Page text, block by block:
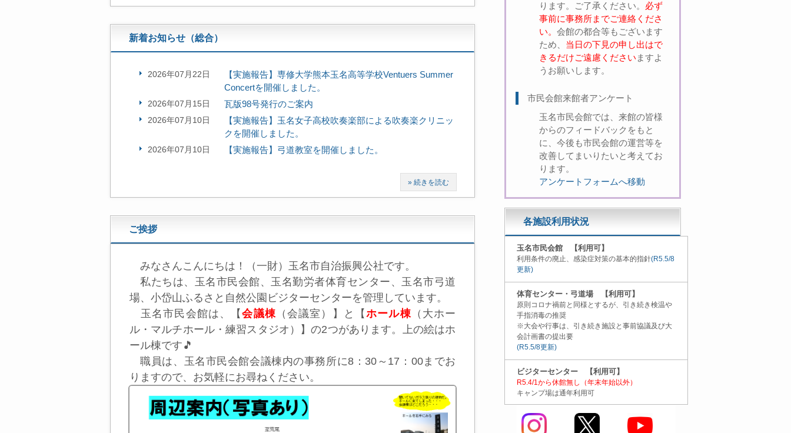
新着お知らせ（総合）
2026年07月22日
【実施報告】専修大学熊本玉名高等学校Ventuers Summer
Concertを開催しました。
2026年07月15日 瓦版98号発行のご案内
2026年07月10日
【実施報告】玉名女子高校吹奏楽部による吹奏楽クリニッ
クを開催しました。
2026年07月10日 【実施報告】弓道教室を開催しました。
» 続きを読む
ご挨拶
みなさんこんにちは！（一財）玉名市自治振興公社です。
私たちは、玉名市民会館、玉名勤労者体育センター、玉名市弓道
場、小岱山ふるさと自然公園ビジターセンターを管理しています。
玉名市民会館は、【会議棟（会議室）】と【ホール棟（大ホー
ル・マルチホール・練習スタジオ）】の2つがあります。上の絵はホ
ール棟です🎵
職員は、玉名市民会館会議棟内の事務所に8：30～17：00までお
りますので、お気軽にお尋ねください。
ります。ご了承ください。 必ず
事前に事務所までご連絡くださ
い。 会館の都合等もございます
ため、 当日の下見の申し出はで
きるだけご遠慮ください ますよ
うお願いします。
市民会館来館者アンケート
玉名市民会館では、来館の皆様
からのフィードバックをもと
に、今後も市民会館の運営等を
改善してまいりたいと考えてお
ります。
アンケートフォームへ移動
各施設利用状況
玉名市民会館 【利用可】
利用条件の廃止、感染症対策の基本的指針(R5.5/8
更新)
体育センター・弓道場 【利用可】
原則コロナ禍前と同様とするが、引き続き検温や
手指消毒の推奨
※大会や行事は、引き続き施設と事前協議及び大
会計画書の提出要
(R5.5/8更新)
ビジターセンター 【利用可】
R5.4/1から休館無し（年末年始以外）
キャンプ場は通年利用可